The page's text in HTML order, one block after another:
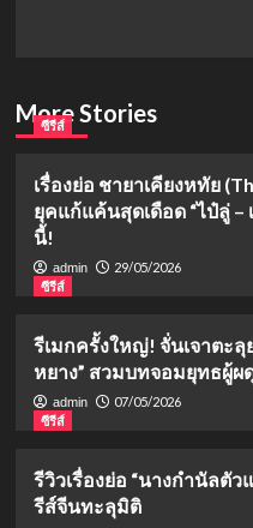
More Stories
ซีรีส์
เรื่องย่อ ชายาเคียงหทัย
ยุคแก้แค้นสุดเดือด “ไป๋ลู่ –
นี้!
admin
29/05/2026
ซีรีส์
รีเมกครั้งใหญ่! จั่นเจาตะลุ
หยาง” สวมบทจอมยุทธผู้
admin
07/05/2026
ซีรีส์
รีวิวเรื่องย่อ “นางกำนัลตั
รีส์จีนทะลุมิติ